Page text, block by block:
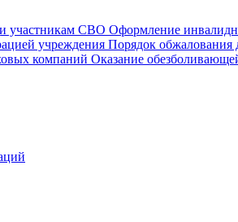
участникам СВО Оформление
учреждения Порядок обжалования
компаний Оказание